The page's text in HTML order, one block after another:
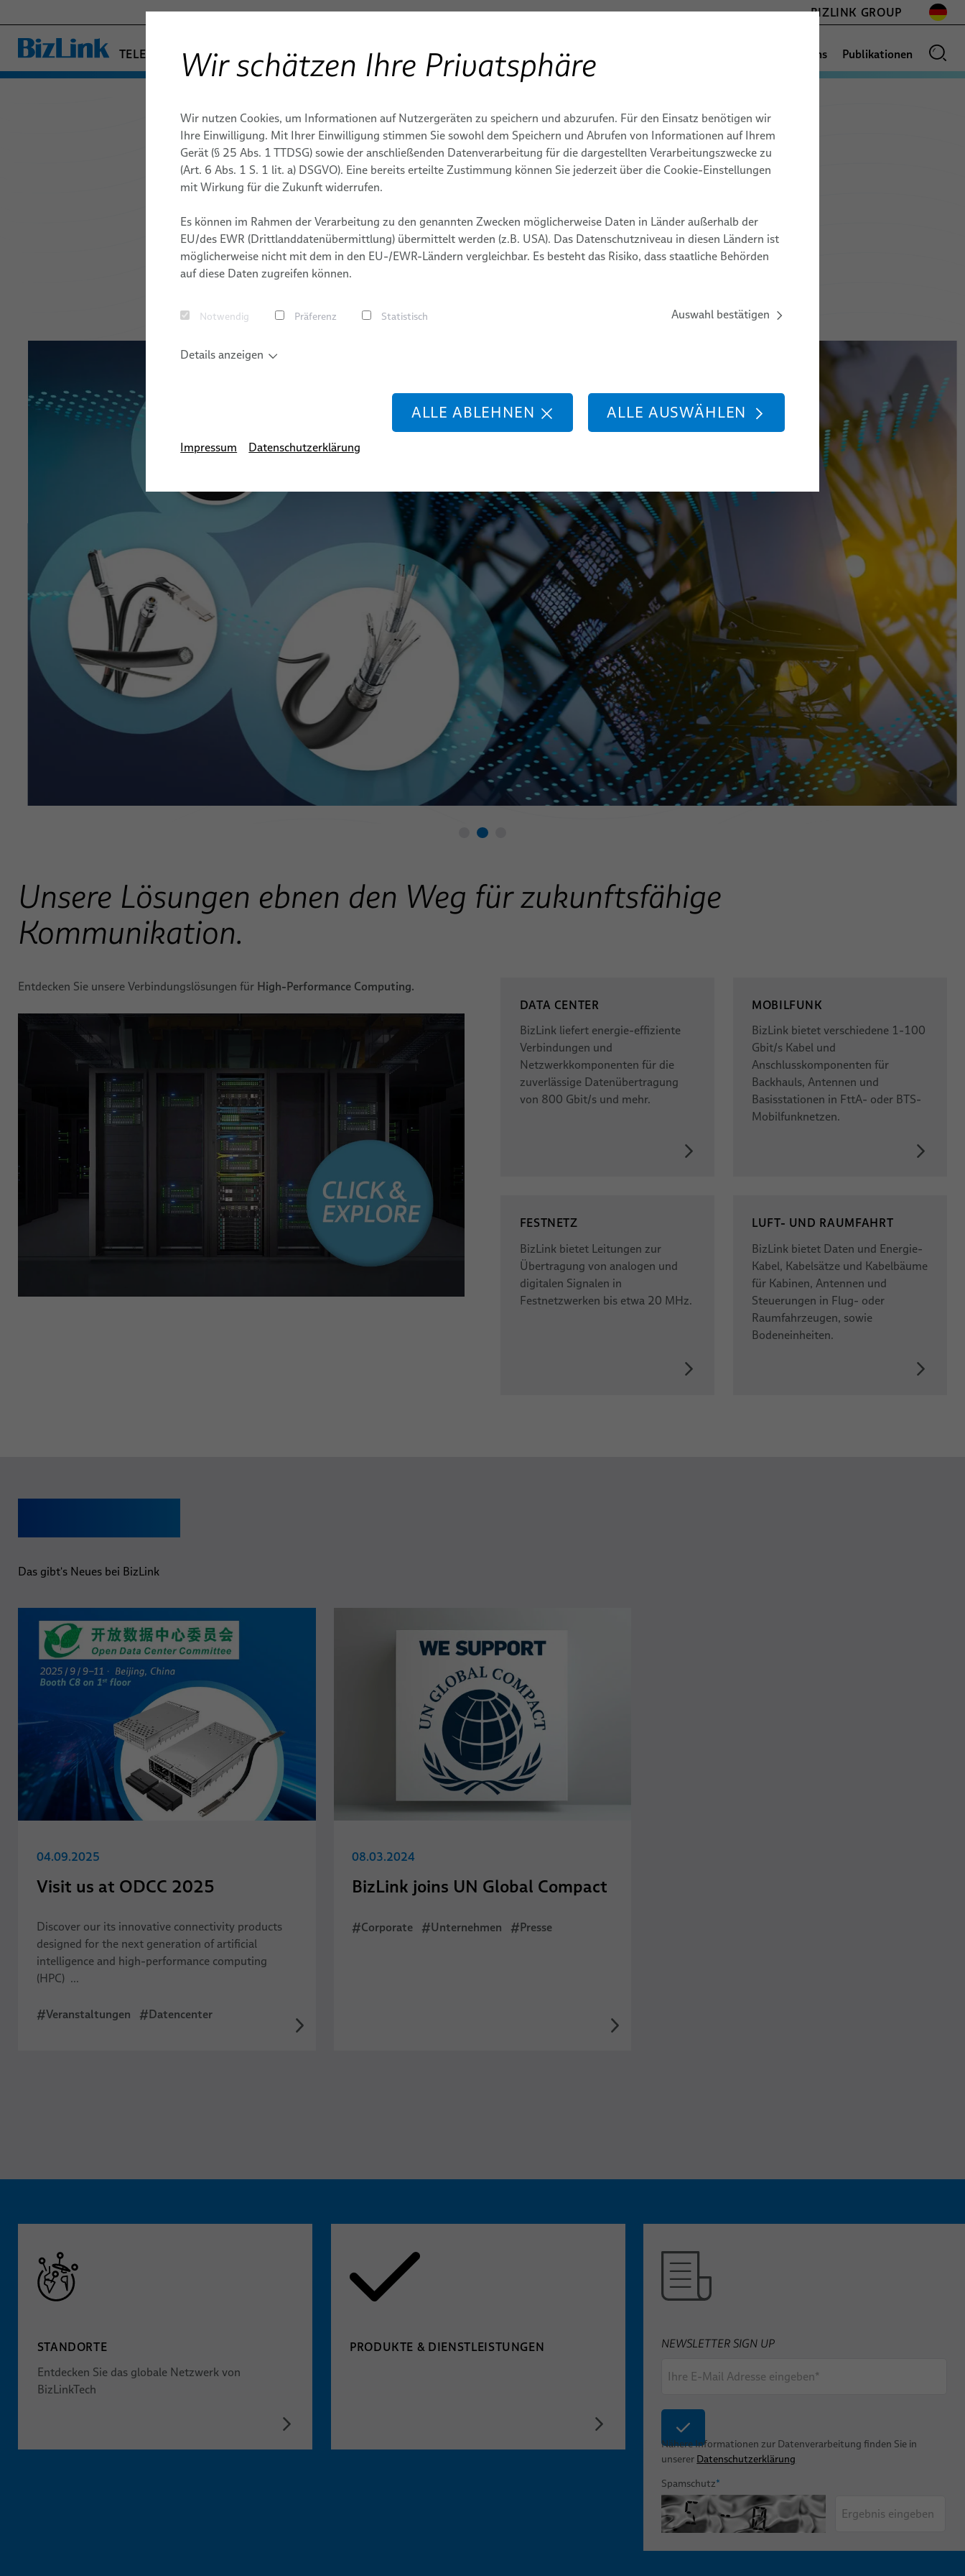
BIZLINK GROUP
− ENGINEERED SOLUTIONS
GESUNDHEITSWESEN
HALBLEITERTECHNIK
TELECOM & NETWORKING Produkte & Dienstleistungen
FEST- & MOBILFUNKNETZE
FlexLine Jumperkabel
Datenkabel
FlexLine Koaxialkabel
Multikoaxialkabel
Powerkabel
LUFT- & RAUMFAHRT
Kabelsätze für die Raumfahrt
Testing Services
Anwendungen
RICHTFUNK
FESTNETZ
LUFT- UND RAUMFAHRT
Über uns
UMWELT & ENERGIE
STANDORTE
KARRIERE
TERMINE
17.11. – 19.11.2026
Space Tech Expo
ZZ20
Publikationen
BizLink-Verbindungen
für eine digitale Welt
PRODUKTE & DIENSTLEISTUNGEN
Unsere Lösungen ebnen den Weg für zukunftsfähige
Kommunikation.
Entdecken Sie unsere Verbindungslösungen für High-Performance Computing.
DATA CENTER
BizLink liefert energie-effiziente
Verbindungen und
Netzwerkkomponenten für die
zuverlässige Datenübertragung
von 800 Gbit/s und mehr.
MOBILFUNK
BizLink bietet verschiedene 1-100
Gbit/s Kabel und
Anschlusskomponenten für
Backhauls, Antennen und
Basisstationen in FttA- oder BTS-
Mobilfunknetzen.
FESTNETZ
BizLink bietet Leitungen zur
Übertragung von analogen und
digitalen Signalen in
Festnetzwerken bis etwa 20 MHz.
LUFT- UND RAUMFAHRT
BizLink bietet Daten und Energie-
Kabel, Kabelsätze und Kabelbäume
für Kabinen, Antennen und
Steuerungen in Flug- oder
Raumfahrzeugen, sowie
Bodeneinheiten.
Das gibt's Neues bei BizLink
04.09.2025
Visit us at ODCC 2025
Discover our its innovative connectivity products
designed for the next generation of artificial
intelligence and high-performance computing
(HPC) ...
#Veranstaltungen #Datencenter
08.03.2024
BizLink joins UN Global Compact
#Corporate #Unternehmen #Presse
STANDORTE
Entdecken Sie das globale Netzwerk von
BizLinkTech
PRODUKTE & DIENSTLEISTUNGEN NEWSLETTER SIGN UP
Nähere Informationen zur Datenverarbeitung finden Sie in
unserer Datenschutzerklärung
Spamschutz*
Wir schätzen Ihre Privatsphäre
Wir nutzen Cookies, um Informationen auf Nutzergeräten zu speichern und abzurufen. Für den Einsatz benötigen wir
Ihre Einwilligung. Mit Ihrer Einwilligung stimmen Sie sowohl dem Speichern und Abrufen von Informationen auf Ihrem
Gerät (§ 25 Abs. 1 TTDSG) sowie der anschließenden Datenverarbeitung für die dargestellten Verarbeitungszwecke zu
(Art. 6 Abs. 1 S. 1 lit. a) DSGVO). Eine bereits erteilte Zustimmung können Sie jederzeit über die Cookie-Einstellungen
mit Wirkung für die Zukunft widerrufen.
Es können im Rahmen der Verarbeitung zu den genannten Zwecken möglicherweise Daten in Länder außerhalb der
EU/des EWR (Drittlanddatenübermittlung) übermittelt werden (z.B. USA). Das Datenschutzniveau in diesen Ländern ist
möglicherweise nicht mit dem in den EU-/EWR-Ländern vergleichbar. Es besteht das Risiko, dass staatliche Behörden
auf diese Daten zugreifen können.
Notwendig Präferenz Statistisch Auswahl bestätigen
Details anzeigen
ALLE ABLEHNEN ALLE AUSWÄHLEN
Impressum Datenschutzerklärung